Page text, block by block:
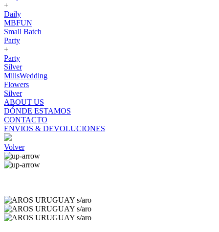
+
Daily
MBFUN
Small Batch
Party
+
Party
Silver
MilisWedding
Flowers
Silver
ABOUT US
DÓNDE ESTAMOS
CONTACTO
ENVIOS & DEVOLUCIONES
Volver